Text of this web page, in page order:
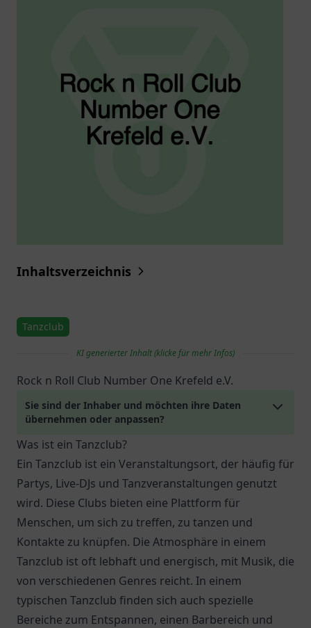
Inhaltsverzeichnis
Tanzclub
KI generierter Inhalt (klicke für mehr Infos)
Rock n Roll Club Number One Krefeld e.V.
Sie sind der Inhaber und möchten ihre Daten
übernehmen oder anpassen?
Was ist ein Tanzclub?
Ein Tanzclub ist ein Veranstaltungsort, der häufig für
Partys, Live-DJs und Tanzveranstaltungen genutzt
wird. Diese Clubs bieten eine Plattform für
Menschen, um sich zu treffen, zu tanzen und
Kontakte zu knüpfen. Die Atmosphäre in einem
Tanzclub ist oft lebhaft und energisch, mit Musik, die
von verschiedenen Genres reicht. In einem
typischen Tanzclub finden sich auch spezielle
Bereiche zum Entspannen, einen Barbereich und